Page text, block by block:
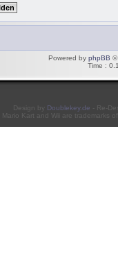
Powered by phpBB ©
Time :
Design by Doublekey.de - Re-
Mario Kart and Wii are trademarks